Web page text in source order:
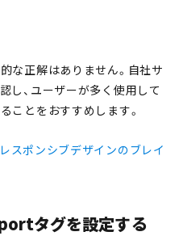
な正解はありません。自社サ
し、ユーザーが多く使用して
ことをおすすめします。
スポンシブデザインのブレイ
タグを設定する